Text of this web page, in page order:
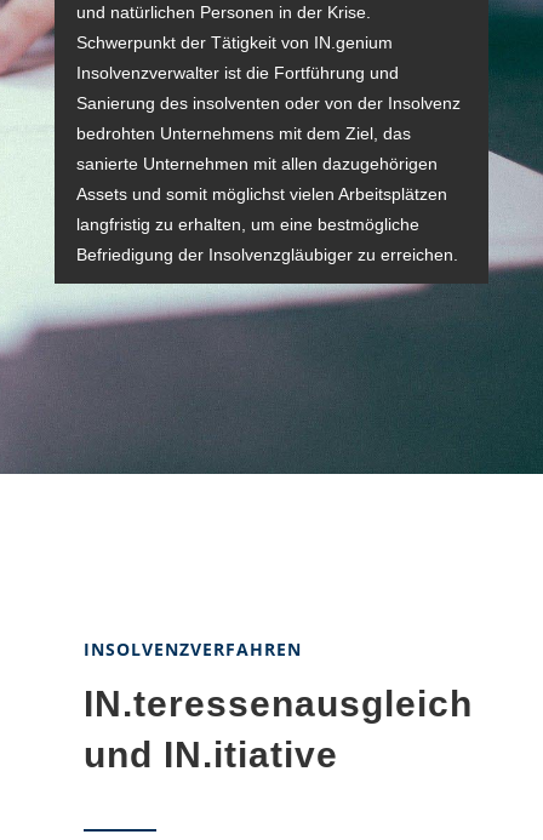
und natürlichen Personen in der Krise.
Schwerpunkt der Tätigkeit von IN.genium
Insolvenzverwalter ist die Fortführung und
Sanierung des insolventen oder von der Insolvenz
bedrohten Unternehmens mit dem Ziel, das
sanierte Unternehmen mit allen dazugehörigen
Assets und somit möglichst vielen Arbeitsplätzen
langfristig zu erhalten, um eine bestmögliche
Befriedigung der Insolvenzgläubiger zu erreichen.
INSOLVENZVERFAHREN
IN.teressenausgleich
und IN.itiative